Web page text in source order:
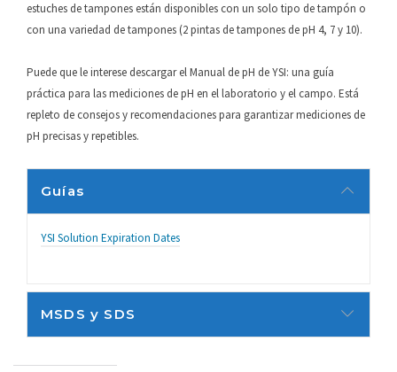
estuches de tampones están disponibles con un solo tipo de tampón o
con una variedad de tampones (2 pintas de tampones de pH 4, 7 y 10).
Puede que le interese descargar el Manual de pH de YSI: una guía
práctica para las mediciones de pH en el laboratorio y el campo. Está
repleto de consejos y recomendaciones para garantizar mediciones de
pH precisas y repetibles.
Guías
YSI Solution Expiration Dates
MSDS y SDS